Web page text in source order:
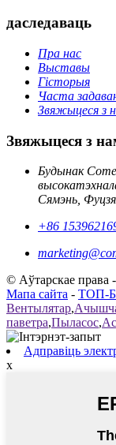
даследаваць
Пра нас
Выставы
Гісторыя
Часта
Звяжыцеся з
Звяжыцеся з
Будынак
Сямэнь,
+86
© Аўтарскае права
Мапа сайта - ТОП-
Вентылятар,
паветра,Пыласос,
Адправіць
x